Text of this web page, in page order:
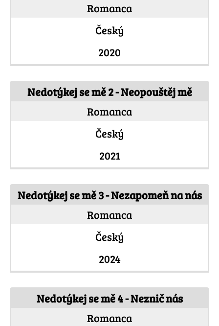
Romanca
Český
2020
Nedotýkej se mě 2 - Neopouštěj mě
Romanca
Český
2021
Nedotýkej se mě 3 - Nezapomeň na nás
Romanca
Český
2024
Nedotýkej se mě 4 - Neznič nás
Romanca